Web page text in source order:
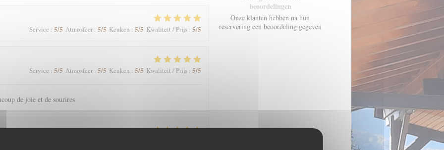
Service : 5/5 Atmosfeer: 5/5 Keuken : 5/5 Kwaliteit / Prijs: 5/5
Service : 5/5 Atmosfeer: 5/5 Keuken : 5/5 Kwaliteit / Prijs: 5/5
de joie et de sourires
beoordelingen
Onze klanten hebben na hun
reservering een beoordeling gegeven